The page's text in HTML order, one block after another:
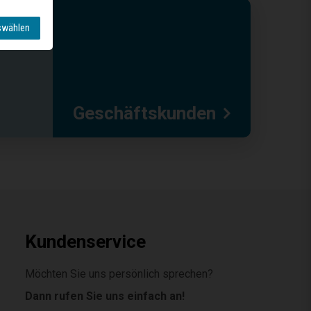
Geschäftskunden
Kundenservice
Möchten Sie uns persönlich sprechen?
Dann rufen Sie uns einfach an!